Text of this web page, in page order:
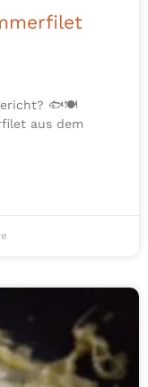
🐟🍽️
aus dem